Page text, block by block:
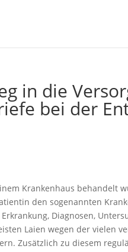
in die
bei der
Krankenhaus behandelt
den sogenannten
Diagnosen,
Laien wegen der vielen
Zusätzlich zu diesem